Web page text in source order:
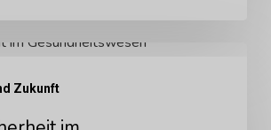
Zukunft